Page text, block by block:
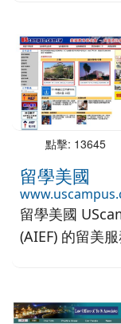
點擊: 13645
留學美國
留學美國
(AIEF) 的留美